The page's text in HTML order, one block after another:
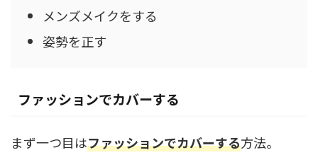
メンズメイクをする
姿勢を正す
ファッションでカバーする
まず一つ目はファッションでカバーする方法。